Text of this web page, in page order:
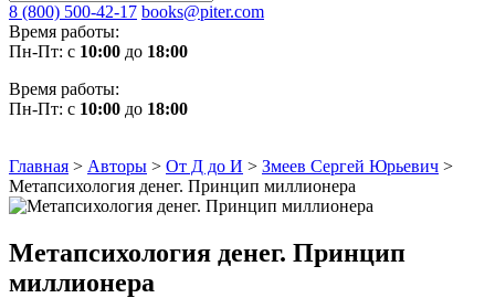
8 (800) 500-42-17 books@piter.com
Время работы:
Пн-Пт: с 10:00 до 18:00
Время работы:
Пн-Пт: с 10:00 до 18:00
Главная > Авторы > От Д до И > Змеев Сергей Юрьевич >
Метапсихология денег. Принцип миллионера
Метапсихология денег. Принцип
миллионера